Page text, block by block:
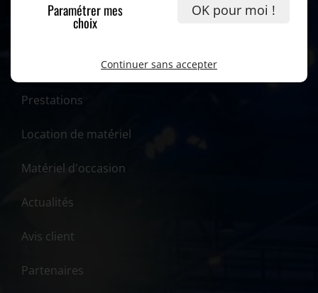
Prestations
Location de matériel
Matériel d'occasion
Actualités
Avis client
Partenaires
Paramétrer mes
choix
OK pour moi !
Continuer sans accepter